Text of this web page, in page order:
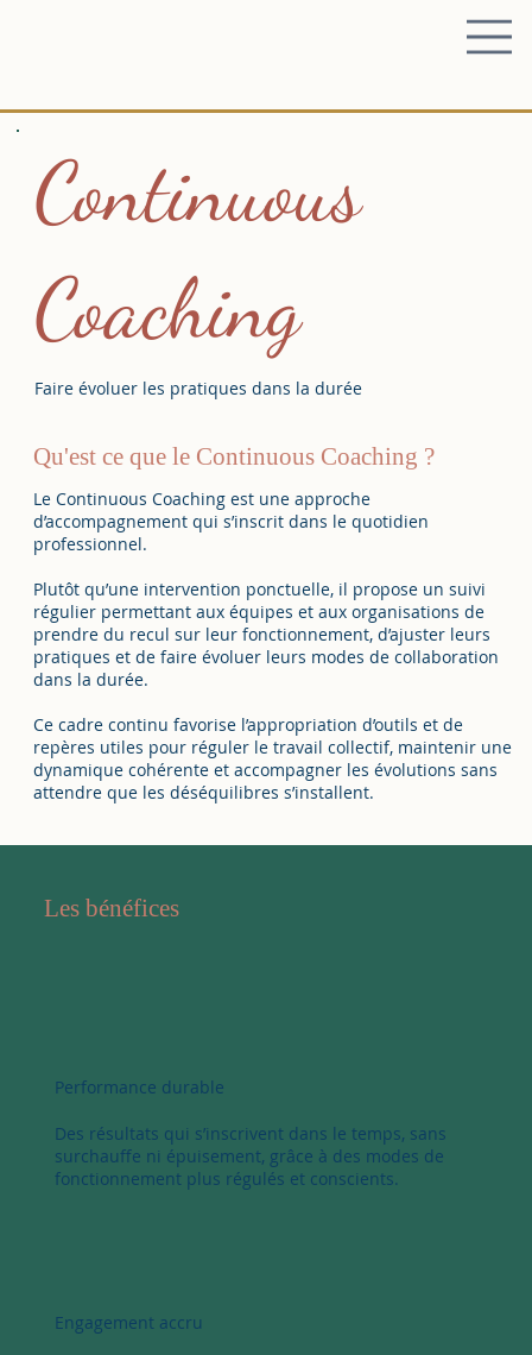
Continuous
Coaching
Faire évoluer les pratiques dans la durée
Qu'est ce que le Continuous Coaching ?
Le Continuous Coaching est une approche
d’accompagnement qui s’inscrit dans le quotidien
professionnel.
Plutôt qu’une intervention ponctuelle, il propose un suivi
régulier permettant aux équipes et aux organisations de
prendre du recul sur leur fonctionnement, d’ajuster leurs
pratiques et de faire évoluer leurs modes de collaboration
dans la durée.
Ce cadre continu favorise l’appropriation d’outils et de
repères utiles pour réguler le travail collectif, maintenir une
dynamique cohérente et accompagner les évolutions sans
attendre que les déséquilibres s’installent.
Les bénéfices
Performance durable
Des résultats qui s’inscrivent dans le temps, sans
surchauffe ni épuisement, grâce à des modes de
fonctionnement plus régulés et conscients.
Engagement accru